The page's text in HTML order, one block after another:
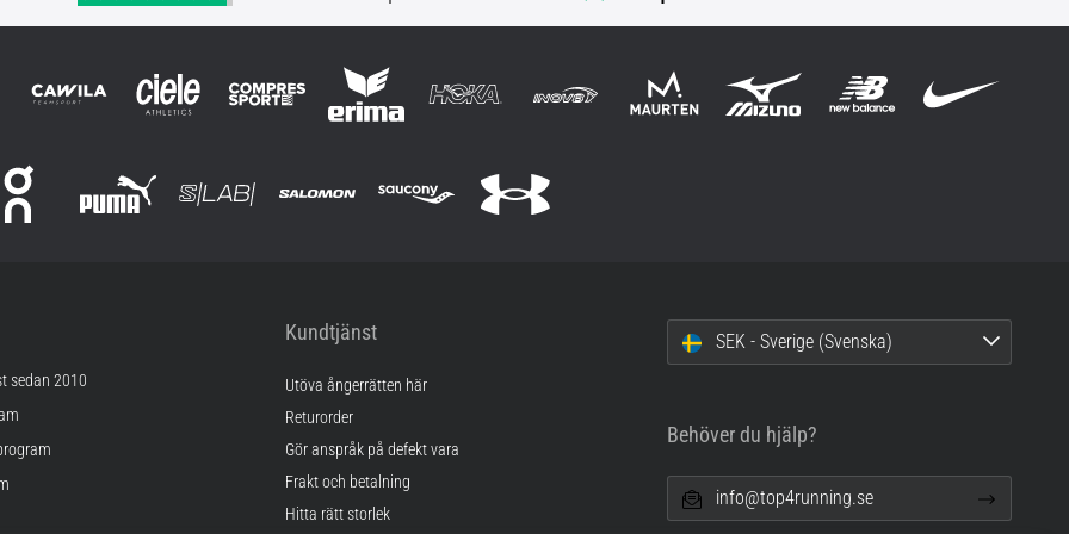
sedan 2010
Kundtjänst
Utöva ångerrätten här
Returorder
Gör anspråk på defekt vara
Frakt och betalning
Hitta rätt storlek
SEK - Sverige (Svenska)
Behöver du hjälp?
info@top4running.se